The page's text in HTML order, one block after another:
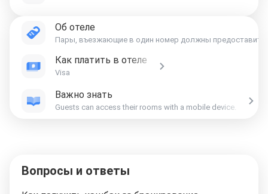
Об отеле
Пары, въезжающие в один номер должны предоставить
Как платить в отеле
Visa
Важно знать
Guests can access their rooms with a mobile device.
Вопросы и ответы